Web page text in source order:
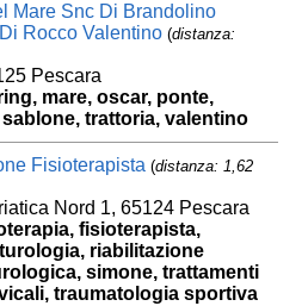
Mare Snc Di Brandolino
Rocco Valentino (distanza:
Pescara
mare, oscar, ponte,
trattoria, valentino
Fisioterapista (distanza: 1,62
Nord 1, 65124 Pescara
fisioterapista,
riabilitazione
simone, trattamenti
traumatologia sportiva